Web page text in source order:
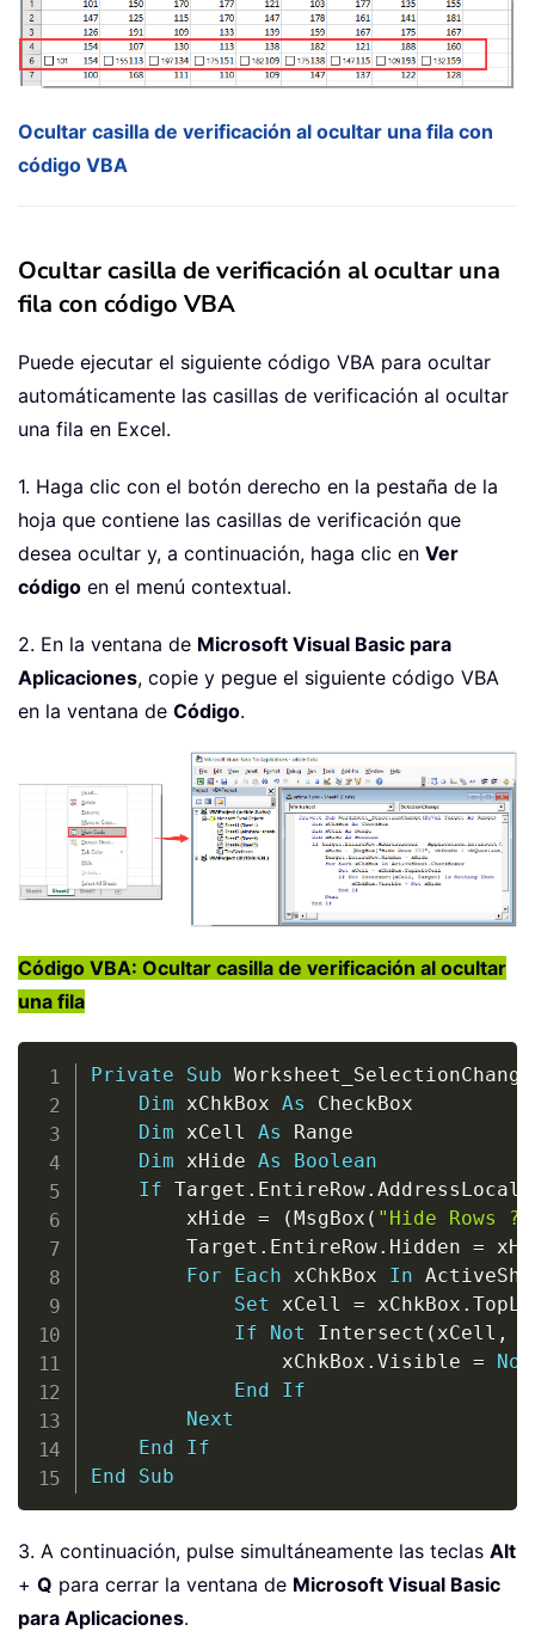
Ocultar casilla de verificación al ocultar una fila con
código VBA
Ocultar casilla de verificación al ocultar una
fila con código VBA
Puede ejecutar el siguiente código VBA para ocultar
automáticamente las casillas de verificación al ocultar
una fila en Excel.
1. Haga clic con el botón derecho en la pestaña de la
hoja que contiene las casillas de verificación que
desea ocultar y, a continuación, haga clic en Ver
código en el menú contextual.
2. En la ventana de Microsoft Visual Basic para
Aplicaciones, copie y pegue el siguiente código VBA
en la ventana de Código.
Código VBA: Ocultar casilla de verificación al ocultar
una fila
Private Sub Worksheet_SelectionChange
Dim xChkBox As CheckBox
Dim xCell As Range
Dim xHide As
Boolean
If Target . EntireRow. AddressLocal
        xHide
= (MsgBox ( "Hide Rows
        Target
. EntireRow. Hidden =
For
Each xChkBox In
Set xCell = xChkBox .
If
Not Intersect ( xCell ,
                xChkBox
. Visible = Not
End
If
Next
End
If
End
Sub
Copy
3. A continuación, pulse simultáneamente las teclas Alt
+ Q para cerrar la ventana de Microsoft Visual Basic
para Aplicaciones.